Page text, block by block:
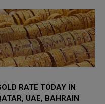
GOLD RATE TODAY IN
QATAR, UAE, BAHRAIN